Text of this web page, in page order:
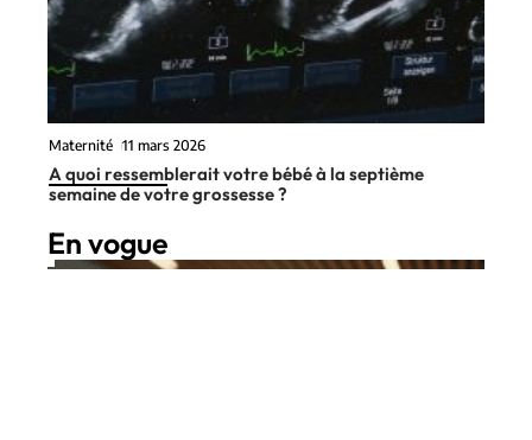
Maternité 11 mars 2026
A quoi ressemblerait votre bébé à la septième
semaine de votre grossesse ?
En vogue